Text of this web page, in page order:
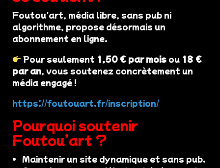
Foutou'art, média libre, sans pub ni
algorithme, propose désormais un
abonnement en ligne.
Pour seulement 1,50 € par mois ou 18 €
par an, vous soutenez concrètement un
média engagé !
https://foutouart.fr/inscription/
Pourquoi soutenir
Foutou’art ?
Maintenir un site dynamique et sans pub.